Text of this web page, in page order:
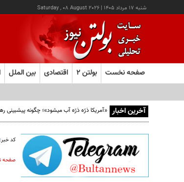
شنبه ۱۷ مرداد ۱۴۰۵ |
Saturday , 08 August 2026
صفحه نخست بولتن ۲ اقتصادی بین الملل
آخرین اخبار «آمریکا ذرّه ذرّه آب میشود»؛ چگونه پیشبینی
کد خبر:
صفحه